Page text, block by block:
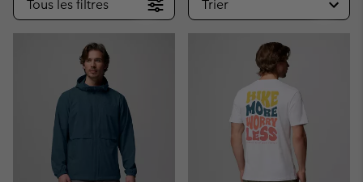
Tous les filtres Trier